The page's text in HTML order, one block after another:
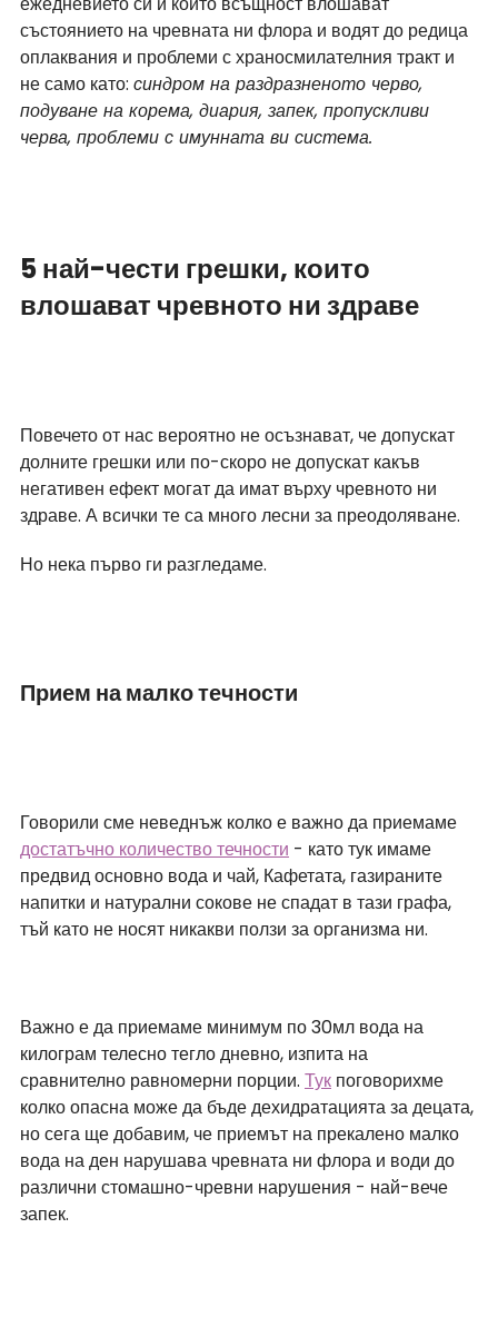
състоянието на чревната ни флора и водят до редица
оплаквания и проблеми с храносмилателния тракт и
не само като: синдром на раздразненото черво,
подуване на корема, диария, запек, пропускливи
черва, проблеми с имунната ви система.
5 най-чести грешки, които
влошават чревното ни здраве
Повечето от нас вероятно не осъзнават, че допускат
долните грешки или по-скоро не допускат какъв
негативен ефект могат да имат върху чревното ни
здраве. А всички те са много лесни за преодоляване.
Но нека първо ги разгледаме.
Прием на малко течности
Говорили сме неведнъж колко е важно да приемаме
достатъчно количество течности - като тук имаме
предвид основно вода и чай, Кафетата, газираните
напитки и натурални сокове не спадат в тази графа,
тъй като не носят никакви ползи за организма ни.
Важно е да приемаме минимум по 30мл вода на
килограм телесно тегло дневно, изпита на
сравнително равномерни порции. Тук поговорихме
колко опасна може да бъде дехидратацията за децата,
но сега ще добавим, че приемът на прекалено малко
вода на ден нарушава чревната ни флора и води до
различни стомашно-чревни нарушения - най-вече
запек.